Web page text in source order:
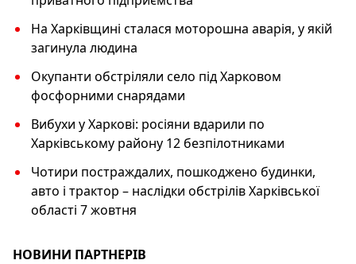
На Харківщині сталася моторошна аварія, у якій
загинула людина
Окупанти обстріляли село під Харковом
фосфорними снарядами
Вибухи у Харкові: росіяни вдарили по
Харківському району 12 безпілотниками
Чотири постраждалих, пошкоджено будинки,
авто і трактор – наслідки обстрілів Харківської
області 7 жовтня
НОВИНИ ПАРТНЕРІВ